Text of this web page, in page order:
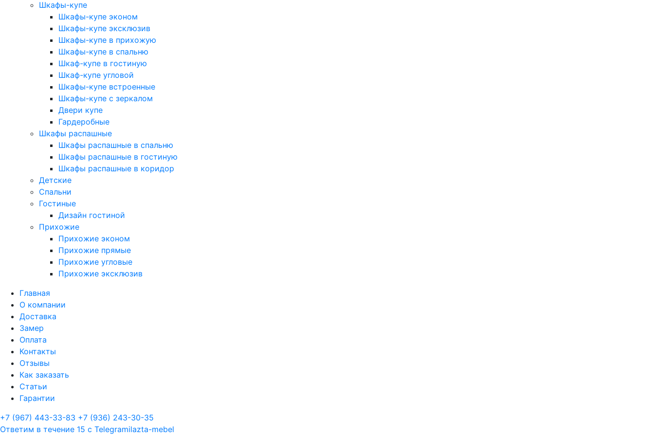
Шкафы-купе
Шкафы-купе эконом
Шкафы-купе эксклюзив
Шкафы-купе в прихожую
Шкафы-купе в спальню
Шкаф-купе в гостиную
Шкаф-купе угловой
Шкафы-купе встроенные
Шкафы-купе с зеркалом
Двери купе
Гардеробные
Шкафы распашные
Шкафы распашные в спальню
Шкафы распашные в гостиную
Шкафы распашные в коридор
Детские
Спальни
Гостиные
Дизайн гостиной
Прихожие
Прихожие эконом
Прихожие прямые
Прихожие угловые
Прихожие эксклюзив
Главная
О компании
Доставка
Замер
Оплата
Контакты
Отзывы
Как заказать
Статьи
Гарантии
+7 (967) 443-33-83 +7 (936) 243-30-35
Ответим в течение 15 с Telegramilazta-mebel